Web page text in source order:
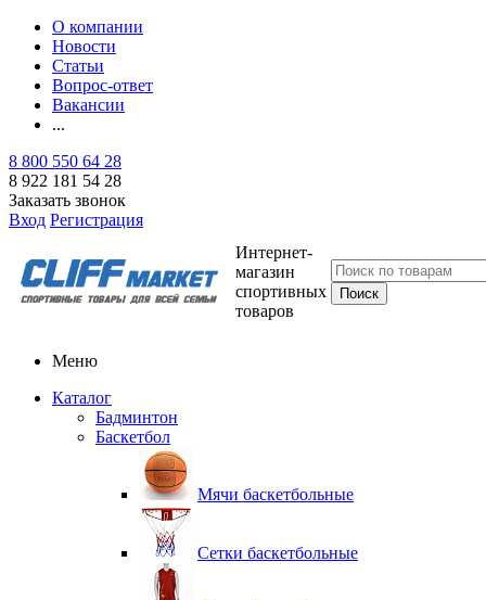
О компании
Новости
Статьи
Вопрос-ответ
Вакансии
...
8 800 550 64 28
8 922 181 54 28
Заказать звонок
Вход Регистрация
Интернет-
магазин
спортивных
товаров
Меню
Каталог
Бадминтон
Баскетбол
Мячи баскетбольные
Сетки баскетбольные